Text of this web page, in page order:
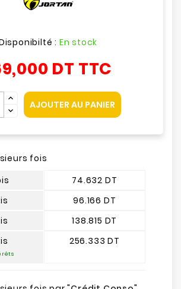
: En stock
DT TTC
AJOUTER AU PANIER
fois
74.632 DT
96.166 DT
138.815 DT
256.333 DT